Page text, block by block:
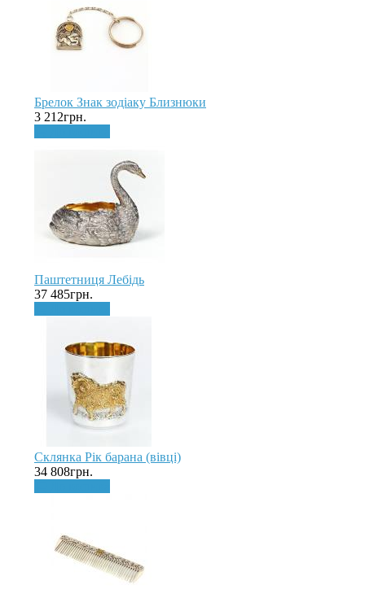
Брелок Знак зодіаку Близнюки
3 212грн.
Паштетниця Лебідь
37 485грн.
Склянка Рік барана (вівці)
34 808грн.